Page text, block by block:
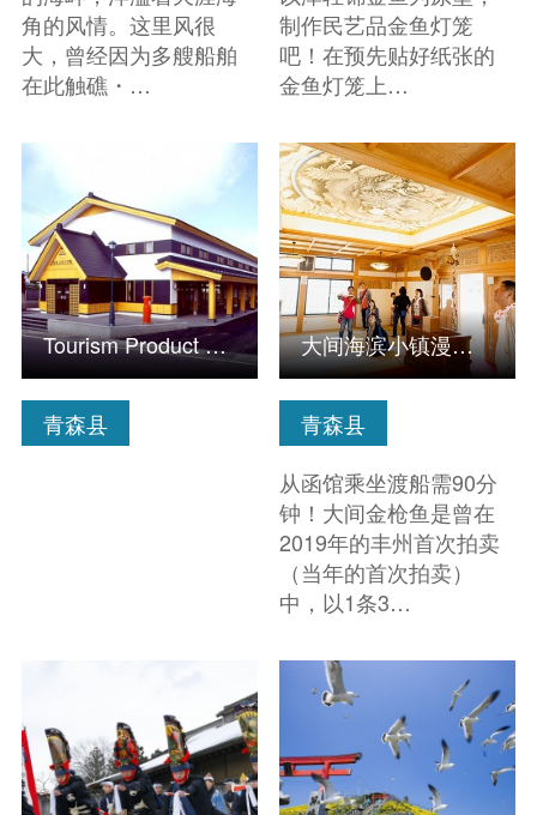
角的风情。这里风很
大，曾经因为多艘船舶
在此触礁・…
制作民艺品金鱼灯笼
吧！在预先贴好纸张的
金鱼灯笼上…
青森县
查看信息
Tourism Product Building-Madini
青森县
从函馆乘坐渡船需90分
钟！大间金枪鱼是曾在
2019年的丰州首次拍卖
（当年的首次拍卖）
中，以1条3…
查看信息
大间海滨小镇漫步—分享渔夫好运之旅—
查看信息